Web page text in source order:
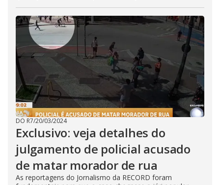
DO R7/20/03/2024
Exclusivo: veja detalhes do
julgamento de policial acusado
de matar morador de rua
As reportagens do Jornalismo da RECORD foram